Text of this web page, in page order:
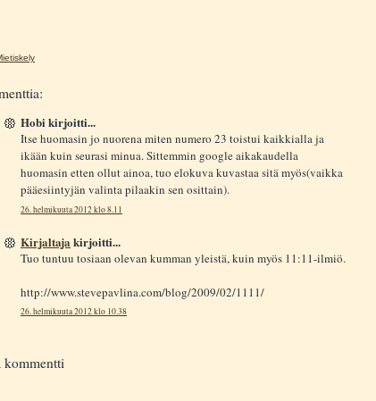
Hobi kirjoitti...
Itse huomasin jo nuorena miten numero 23 toistui kaikkialla ja
ikään kuin seurasi minua. Sittemmin google aikakaudella
huomasin etten ollut ainoa, tuo elokuva kuvastaa sitä myös(vaikka
pääesiintyjän valinta pilaakin sen osittain).
26. helmikuuta 2012 klo 8.11
Kirjaltaja kirjoitti...
Tuo tuntuu tosiaan olevan kumman yleistä, kuin myös 11:11-ilmiö.
http://www.stevepavlina.com/blog/2009/02/1111/
26. helmikuuta 2012 klo 10.38
kommentti